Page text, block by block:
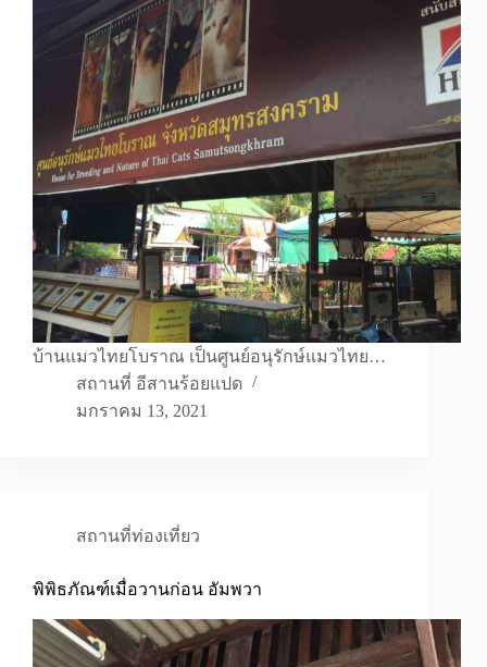
บ้านแมวไทยโบราณ เป็นศูนย์อนุรักษ์แมวไทย…
สถานที่ อีสานร้อยแปด
มกราคม 13, 2021
สถานที่ท่องเที่ยว
พิพิธภัณฑ์เมื่อวานก่อน อัมพวา